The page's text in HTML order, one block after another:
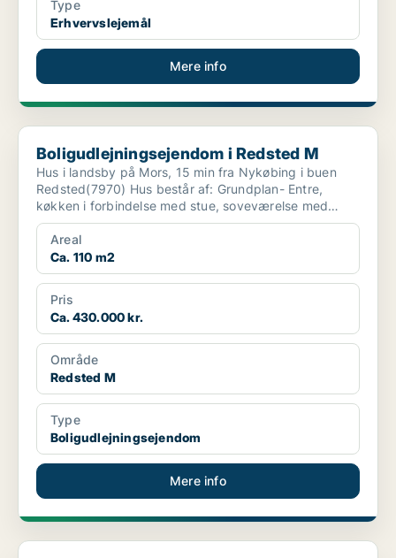
Type
Erhvervslejemål
Mere info
Boligudlejningsejendom i Redsted M
Boligudlejningsejendom i Redsted M
Hus i landsby på Mors, 15 min fra Nykøbing i buen
Redsted(7970) Hus består af: Grundplan- Entre,
køkken i forbindelse med stue, soveværelse med
walk-in, ...
Areal
Ca. 110 m2
Pris
Ca. 430.000 kr.
Område
Redsted M
Type
Boligudlejningsejendom
Mere info
Boligudlejningsejendom i Thisted